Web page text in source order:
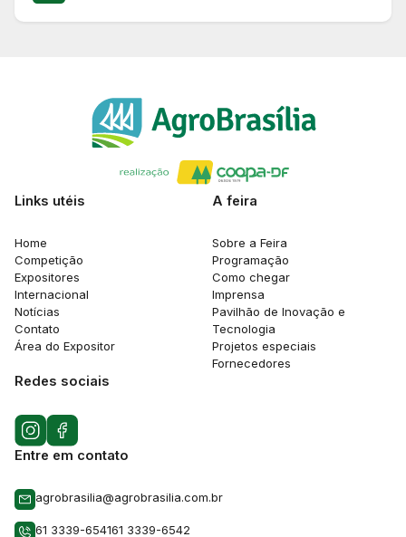
Links utéis
Home
Competição
Expositores
Internacional
Notícias
Contato
Área do Expositor
A feira
Sobre a Feira
Programação
Como chegar
Imprensa
Pavilhão de Inovação e
Tecnologia
Projetos especiais
Fornecedores
Redes sociais
Entre em contato
agrobrasilia@agrobrasilia.com.br
61 3339-654161 3339-6542